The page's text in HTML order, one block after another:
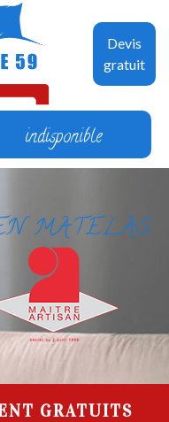
Devis
gratuit
indisponible
MATELAS
GRATUITS